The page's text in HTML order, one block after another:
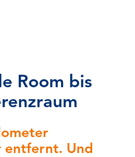
Room bis
entfernt. Und